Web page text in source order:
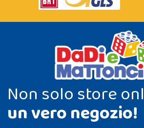
Non solo store
un vero negozio!